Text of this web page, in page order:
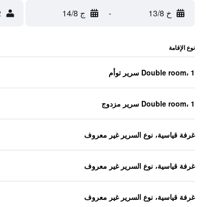
خ 13/8 - ج 14/8 2
نوع الإقامة
Double room، 1 سرير توأم
Double room، 1 سرير مزدوج
غرفة قياسية، نوع السرير غير معروف
غرفة قياسية، نوع السرير غير معروف
غرفة قياسية، نوع السرير غير معروف